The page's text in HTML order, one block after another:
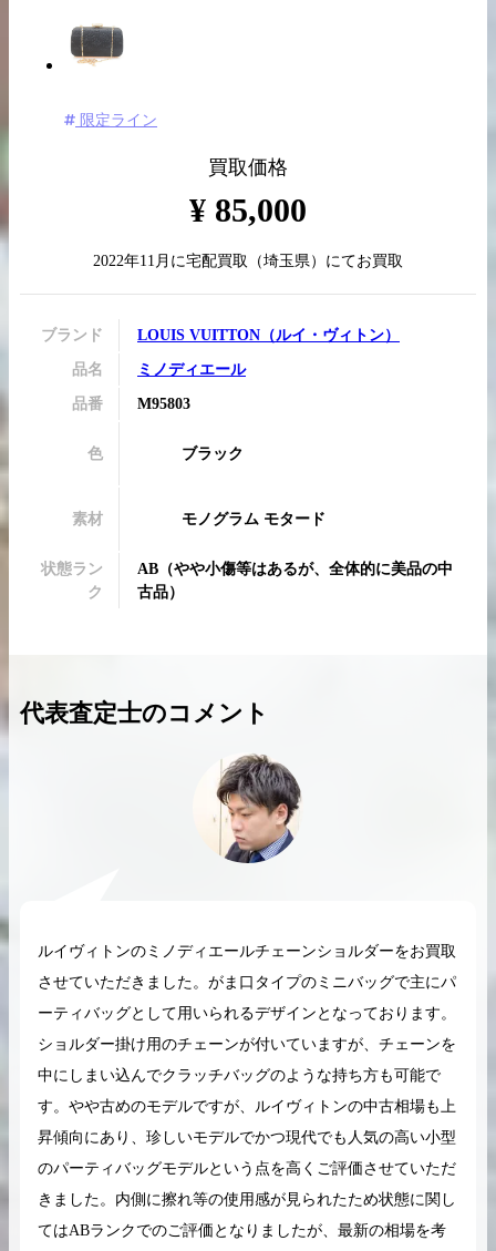
希少なリザード素材のバーキンの買取価格や
バーキン相場解説 ケリー相場解
コラムをさらにみる
限定ライン
買取価格
¥ 85,000
2022年11月 に宅配買取 （埼玉県）にてお買取
ブランド LOUIS VUITTON （ルイ・ヴィトン）
品名 ミノディエール
品番 M95803
色 ブラック
素材 モノグラム モタード
状態ラン
ク
AB （やや小傷等はあるが、全体的に美品の中
古品）
代表査定士のコメント
ルイヴィトンのミノディエールチェーンショルダーをお買取
させていただきました。がま口タイプのミニバッグで主にパ
ーティバッグとして用いられるデザインとなっております。
ショルダー掛け用のチェーンが付いていますが、チェーンを
中にしまい込んでクラッチバッグのような持ち方も可能で
す。やや古めのモデルですが、ルイヴィトンの中古相場も上
昇傾向にあり、珍しいモデルでかつ現代でも人気の高い小型
のパーティバッグモデルという点を高くご評価させていただ
きました。内側に擦れ等の使用感が見られたため状態に関し
てはABランクでのご評価となりましたが、最新の相場を考